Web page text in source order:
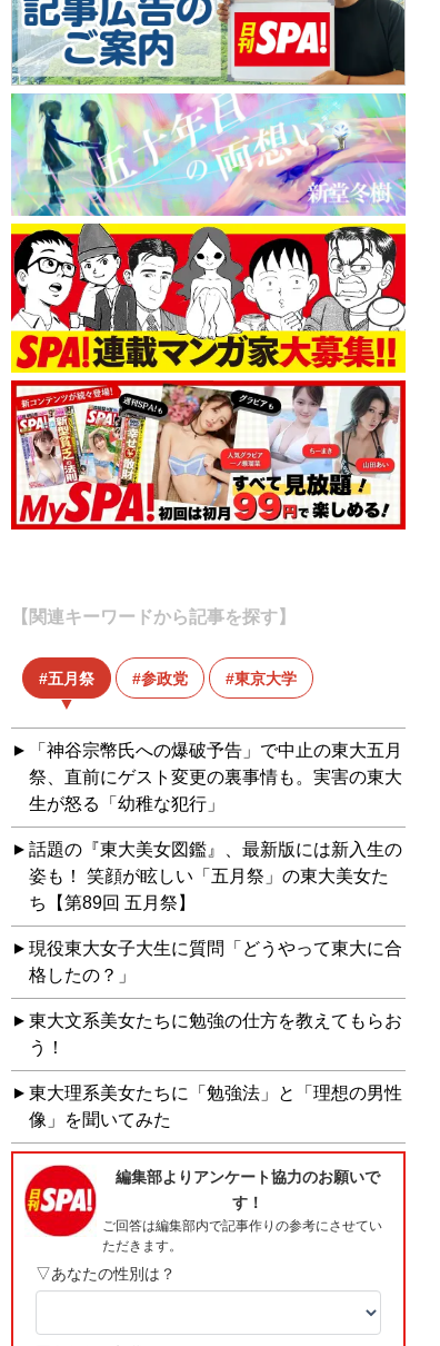
【関連キーワードから記事を探す】
五月祭 参政党 東京大学
「神谷宗幣氏への爆破予告」で中止の東大五月
祭、直前にゲスト変更の裏事情も。実害の東大
生が怒る「幼稚な犯行」
話題の『東大美女図鑑』、最新版には新入生の
姿も！ 笑顔が眩しい「五月祭」の東大美女た
ち【第89回 五月祭】
現役東大女子大生に質問「どうやって東大に合
格したの？」
東大文系美女たちに勉強の仕方を教えてもらお
う！
東大理系美女たちに「勉強法」と「理想の男性
像」を聞いてみた